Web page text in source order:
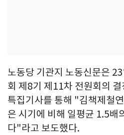
노동당 기관지 노동신문은
회 제8기 제11차 전원회의
특집기사를 통해 "김책제철
은 시기에 비해 일평균 1.5배
다"라고 보도했다.